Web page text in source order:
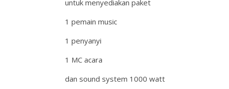
untuk menyediakan paket
1 pemain music
1 penyanyi
1 MC acara
dan sound system 1000 watt